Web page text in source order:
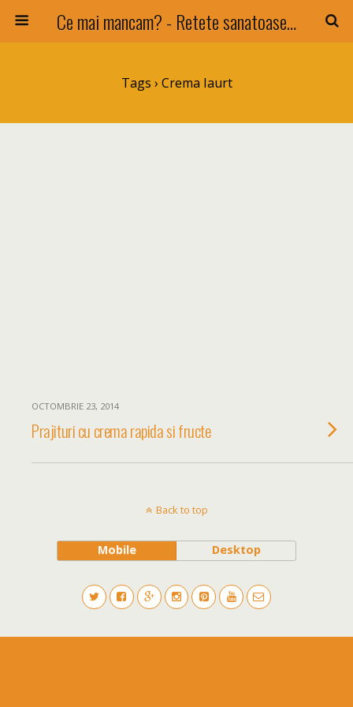
Ce mai mancam? - Retete sanatoase si nu numai !
Tags › Crema Iaurt
OCTOMBRIE 23, 2014
Prajituri cu crema rapida si fructe
Back to top
Mobile Desktop